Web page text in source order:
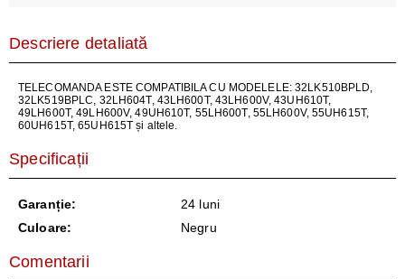
Descriere detaliată
TELECOMANDA ESTE COMPATIBILA CU MODELELE: 32LK510BPLD,
32LK519BPLC, 32LH604T, 43LH600T, 43LH600V, 43UH610T,
49LH600T, 49LH600V, 49UH610T, 55LH600T, 55LH600V, 55UH615T,
60UH615T, 65UH615T și altele.
Specificații
Garanție:
24 luni
Culoare:
Negru
Comentarii